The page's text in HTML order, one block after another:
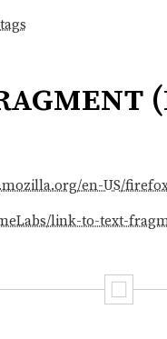
en-US/
link-to-text-